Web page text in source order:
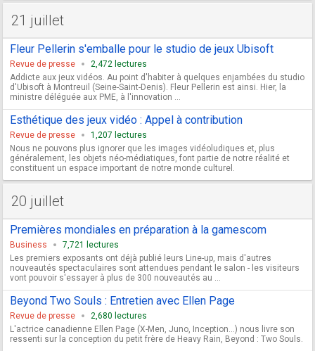
21 juillet
Fleur Pellerin s'emballe pour le studio de jeux Ubisoft
Revue de presse
2,472 lectures
Addicte aux jeux vidéos. Au point d'habiter à quelques enjambées du studio
d'Ubisoft à Montreuil (Seine-Saint-Denis). Fleur Pellerin est ainsi. Hier, la
ministre déléguée aux PME, à l'innovation ...
Esthétique des jeux vidéo : Appel à contribution
Revue de presse
1,207 lectures
Nous ne pouvons plus ignorer que les images vidéoludiques et, plus
généralement, les objets néo-médiatiques, font partie de notre réalité et
constituent un espace important de notre monde culturel.
20 juillet
Premières mondiales en préparation à la gamescom
Business
7,721 lectures
Les premiers exposants ont déjà publié leurs Line-up, mais d'autres
nouveautés spectaculaires sont attendues pendant le salon - les visiteurs
vont pouvoir s'essayer à plus de 300 nouveautés au ...
Beyond Two Souls : Entretien avec Ellen Page
Revue de presse
2,680 lectures
L'actrice canadienne Ellen Page (X-Men, Juno, Inception...) nous livre son
ressenti sur la conception du petit frère de Heavy Rain, Beyond : Two Souls.